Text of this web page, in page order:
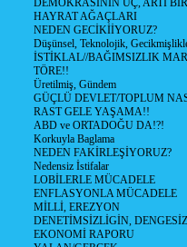
DEMOKRASİNİN ÜÇ, ARTI
HAYRAT AĞAÇLARI
NEDEN GECİKİİYORUZ?
Düşünsel, Teknolojik,
İSTİKLAL//BAĞIMSIZLIK
TÖRE!!
Üretilmiş, Gündem
GÜÇLÜ DEVLET/TOPLUM
RAST GELE YAŞAMA!!
ABD ve ORTADOĞU DA!?!
Korkuyla Baglama
NEDEN FAKİRLEŞİYORUZ?
Nedensiz İstifalar
LOBİLERLE MÜCADELE
ENFLASYONLA MÜCADELE
MİLLİ, EREZYON
DENETİMSİZLİGİN,
EKONOMİ RAPORU